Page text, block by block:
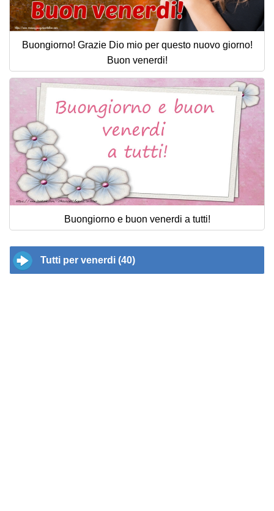
Buongiorno! Grazie Dio mio per questo nuovo giorno!
Buon venerdi!
Buongiorno e buon venerdi a tutti!
Tutti per venerdi (40)